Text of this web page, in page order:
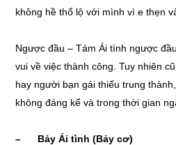
không hề thổ lộ với mình vì e thẹn
Ngược đầu – Tám Ái tình ngược
vui về việc thành công. Tuy nhiên
hay người bạn gái thiếu trung
không đáng kể và trong thời gian
– Bảy Ái tình (Bảy cơ)